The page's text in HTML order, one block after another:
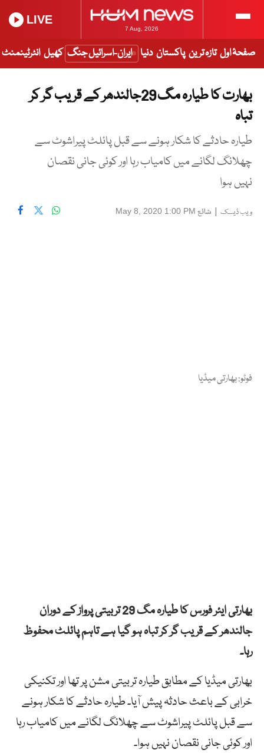
7 Aug, 2026
LIVE
صفحۂ اول تازہ ترین پاکستان دنیا ایران-اسرائیل جنگ کھیل انٹرٹینمنٹ
بھارت کا طیارہ مگ 29جالندھر کے قریب گر کر
تباہ
طیارہ حادثے کا شکار ہونے سے قبل پائلٹ پیراشوٹ سے
چھلانگ لگانے میں کامیاب رہا اور کوئی جانی نقصان
نہیں ہوا
ویب ڈیسک | شائع May 8, 2020 1:00 PM
فوٹو: بھارتی میڈیا
بھارتی ایئر فورس کا طیارہ مگ 29 تربیتی پرواز کے دوران
جالندھر کے قریب گر کر تباہ ہو گیا ہے تاہم پائلٹ محفوظ
رہا۔
بھارتی میڈیا کے مطابق طیارہ تربیتی مشن پر تھا اور تکنیکی
خرابی کے باعث حادثہ پیش آیا۔ طیارہ حادثے کا شکار ہونے
سے قبل پائلٹ پیراشوٹ سے چھلانگ لگانے میں کامیاب رہا
اور کوئی جانی نقصان نہیں ہوا۔